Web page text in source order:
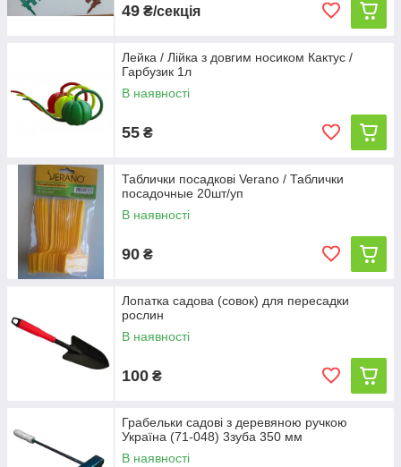
49 ₴/секція
Лейка / Лійка з довгим носиком Кактус /
Гарбузик 1л
В наявності
55 ₴
Таблички посадкові Verano / Таблички
посадочные 20шт/уп
В наявності
90 ₴
Лопатка садова (совок) для пересадки
рослин
В наявності
100 ₴
Грабельки садові з деревяною ручкою
Україна (71-048) 3зуба 350 мм
В наявності